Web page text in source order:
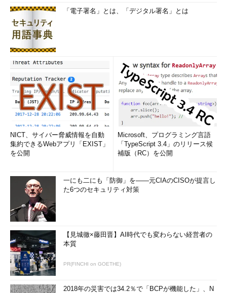
「電子署名」とは、「デジタル署名」とは
NICT、サイバー脅威情報を自動
集約できるWebアプリ「EXIST」
を公開
Microsoft、プログラミング言語
「TypeScript 3.4」のリリース候
補版（RC）を公開
一にも二にも「防御」を――元CIAのCISOが提言し
た6つのセキュリティ対策
【見城徹×藤田晋】AI時代でも変わらない経営者の
本質
PR(FINCHI on GOETHE)
2018年の災害では34.2％で「BCPが機能した」、N